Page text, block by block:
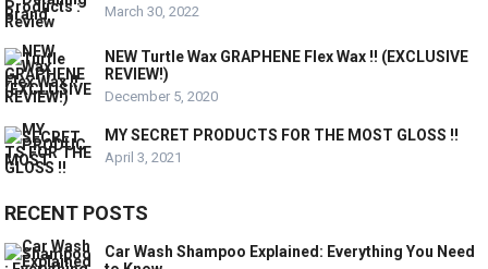
March 30, 2022
NEW Turtle Wax GRAPHENE Flex Wax !! (EXCLUSIVE
REVIEW!)
December 5, 2020
MY SECRET PRODUCTS FOR THE MOST GLOSS !!
April 3, 2021
RECENT POSTS
Car Wash Shampoo Explained: Everything You Need